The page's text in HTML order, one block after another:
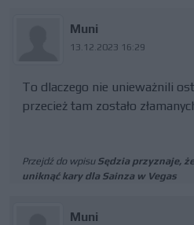
Muni
13.12.2023 16:29
To dlaczego nie unieważnili
przecież tam zostało
Przejdź do wpisu Sędzia przyznaje,
uniknąć kary dla Sainza w Vegas
Muni